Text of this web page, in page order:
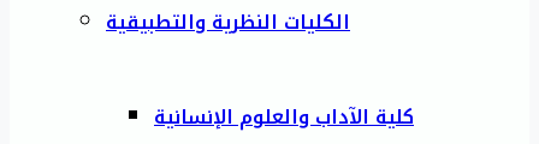
الكليات النظرية والتطبيقية
كلية الآداب والعلوم الإنسانية